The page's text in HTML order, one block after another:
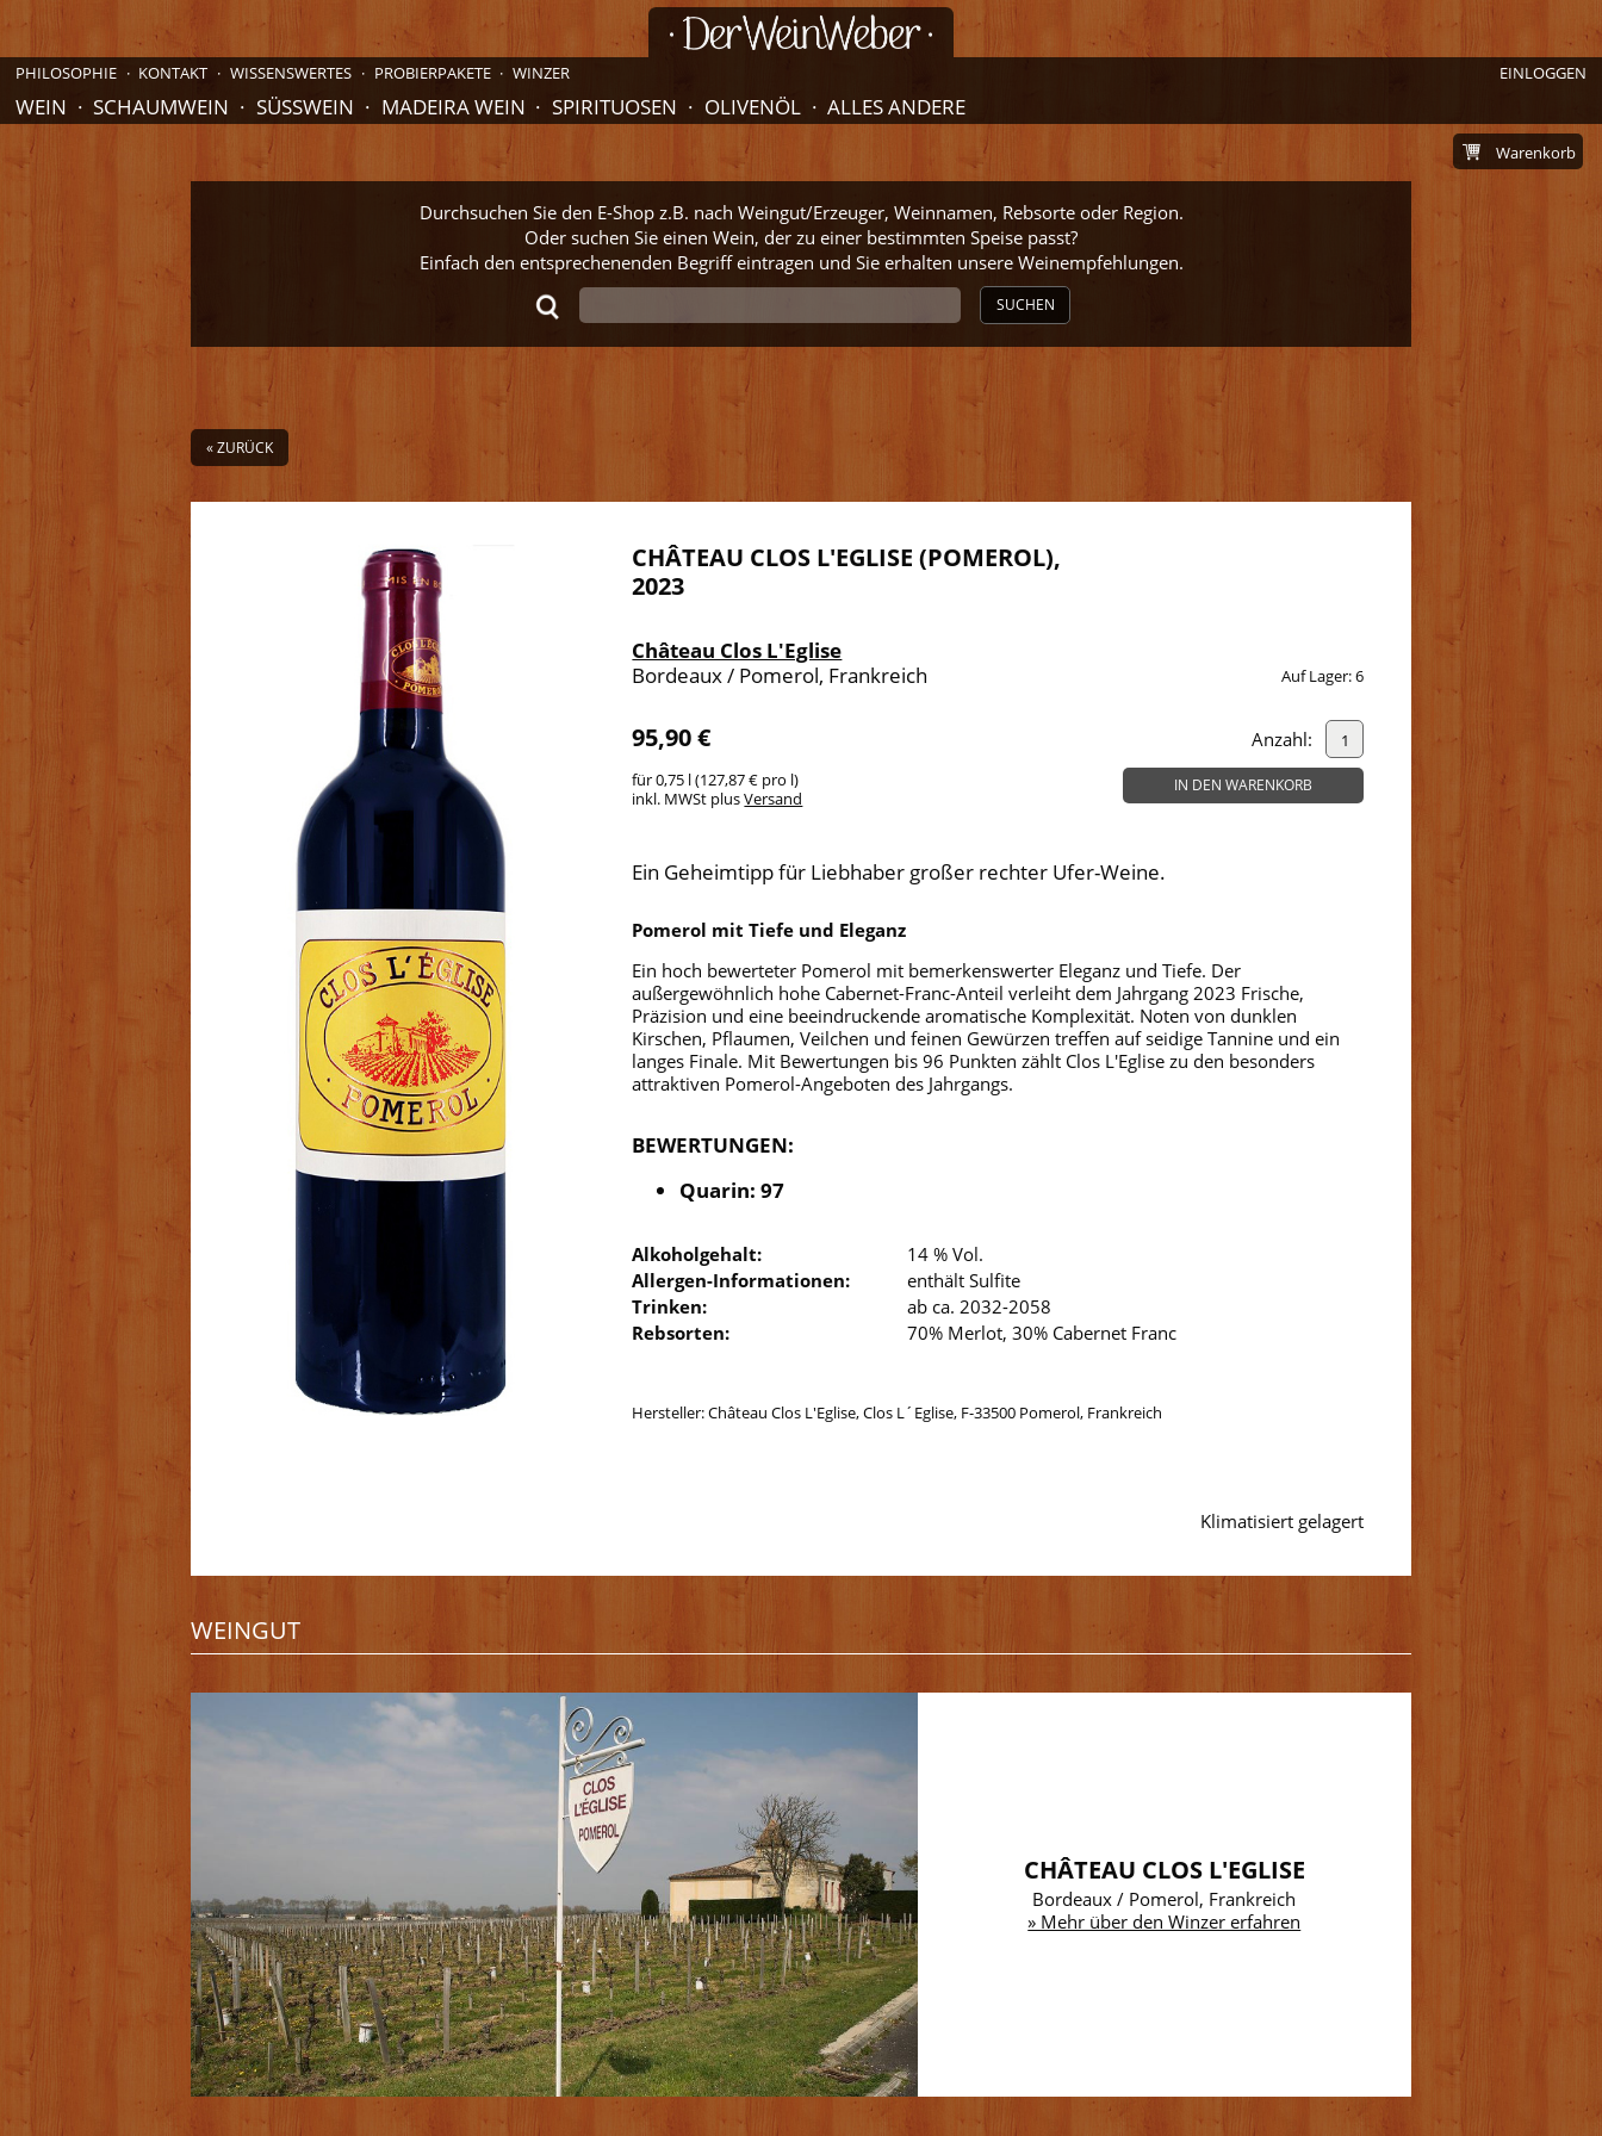
EINLOGGEN
PHILOSOPHIE KONTAKT WISSENSWERTES PROBIERPAKETE WINZER
WEIN SCHAUMWEIN SÜSSWEIN MADEIRA WEIN SPIRITUOSEN OLIVENÖL ALLES ANDERE
Durchsuchen Sie den E-Shop z.B. nach Weingut/Erzeuger, Weinnamen, Rebsorte oder Region.
Oder suchen Sie einen Wein, der zu einer bestimmten Speise passt?
Einfach den entsprechenenden Begriff eintragen und Sie erhalten unsere Weinempfehlungen.
SUCHEN
Warenkorb
« ZURÜCK
CHÂTEAU CLOS L'EGLISE (POMEROL),
2023
Château Clos L'Eglise
Bordeaux / Pomerol, Frankreich
95,90 €
für 0,75 l (127,87 € pro l)
inkl. MWSt plusVersand
Auf Lager:6
Anzahl:
IN DEN WARENKORB
Ein Geheimtipp für Liebhaber großer rechter Ufer-Weine.
Pomerol mit Tiefe und Eleganz
Ein hoch bewerteter Pomerol mit bemerkenswerter Eleganz und Tiefe. Der
außergewöhnlich hohe Cabernet-Franc-Anteil verleiht dem Jahrgang 2023 Frische,
Präzision und eine beeindruckende aromatische Komplexität. Noten von dunklen
Kirschen, Pflaumen, Veilchen und feinen Gewürzen treffen auf seidige Tannine und ein
langes Finale. Mit Bewertungen bis 96 Punkten zählt Clos L'Eglise zu den besonders
attraktiven Pomerol-Angeboten des Jahrgangs.
BEWERTUNGEN:
Quarin: 97
Alkoholgehalt:
14 % Vol.
Allergen-Informationen:
enthält Sulfite
Trinken:
ab ca. 2032-2058
Rebsorten:
70% Merlot, 30% Cabernet Franc
Hersteller: Château Clos L'Eglise, Clos L´Eglise, F-33500 Pomerol, Frankreich
Klimatisiert gelagert
WEINGUT
CHÂTEAU CLOS L'EGLISE
Bordeaux / Pomerol, Frankreich
» Mehr über den Winzer erfahren